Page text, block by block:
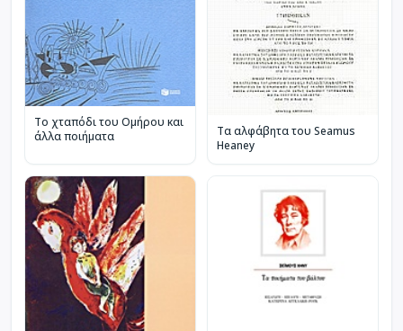
Το χταπόδι του Ομήρου και
άλλα ποιήματα
Τα αλφάβητα του Seamus
Heaney